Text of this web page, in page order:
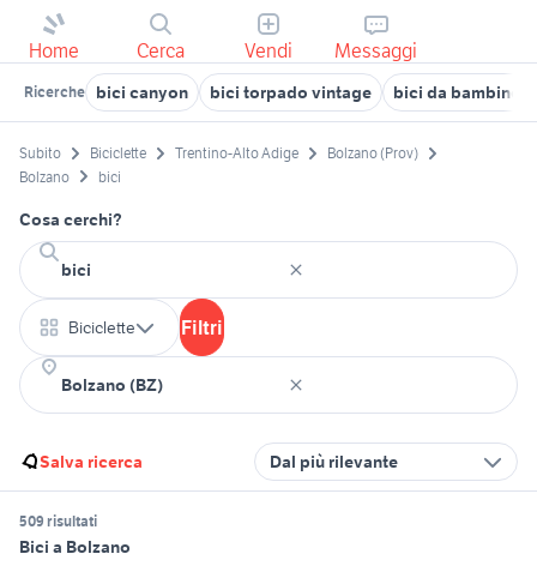
Home Cerca Vendi Messaggi
Ricerche bici canyon bici torpado vintage bici da bambino
Subito Biciclette Trentino-Alto Adige
Bolzano (Prov)
Bolzano
bici
Cosa cerchi?
Biciclette Filtri
Salva ricerca Dal più rilevante
509 risultati
Bici a Bolzano